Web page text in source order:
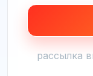
рассылка